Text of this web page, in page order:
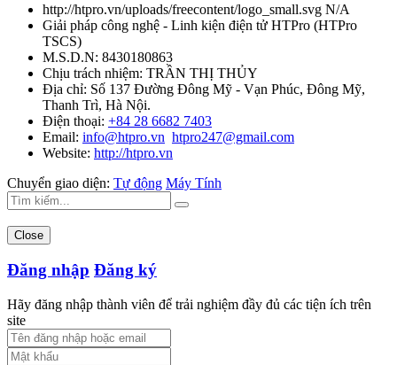
http://htpro.vn/uploads/freecontent/logo_small.svg N/A
Giải pháp công nghệ - Linh kiện điện tử HTPro (HTPro
TSCS)
M.S.D.N: 8430180863
Chịu trách nhiệm: TRẦN THỊ THỦY
Địa chỉ: Số 137 Đường Đông Mỹ - Vạn Phúc, Đông Mỹ,
Thanh Trì, Hà Nội.
Điện thoại: +84 28 6682 7403
Email: info@htpro.vn htpro247@gmail.com
Website: http://htpro.vn
Chuyển giao diện: Tự động Máy Tính
Close
Đăng nhập Đăng ký
Hãy đăng nhập thành viên để trải nghiệm đầy đủ các tiện ích trên
site